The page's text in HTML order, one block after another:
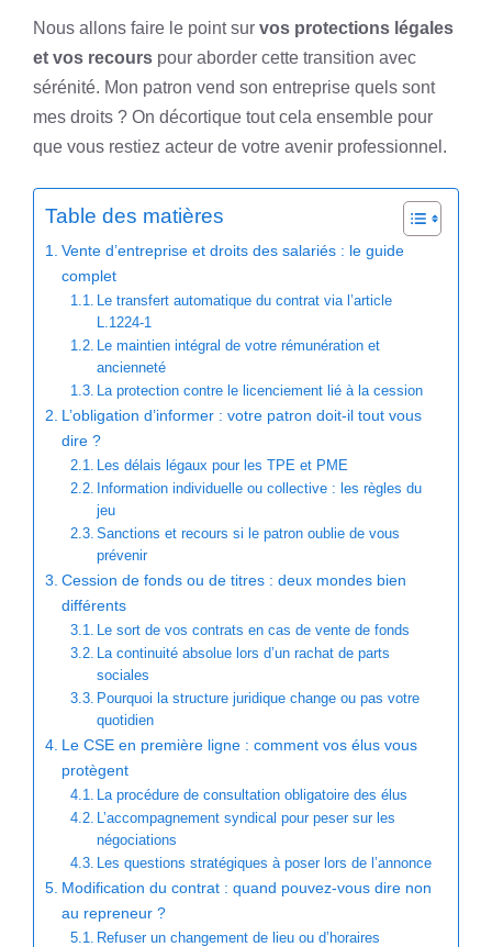
Nous allons faire le point sur vos protections légales
et vos recours pour aborder cette transition avec
sérénité. Mon patron vend son entreprise quels sont
mes droits ? On décortique tout cela ensemble pour
que vous restiez acteur de votre avenir professionnel.
Table des matières
Vente d’entreprise et droits des salariés : le guide
complet
Le transfert automatique du contrat via l’article
L.1224-1
Le maintien intégral de votre rémunération et
ancienneté
La protection contre le licenciement lié à la cession
L’obligation d’informer : votre patron doit-il tout vous
dire ?
Les délais légaux pour les TPE et PME
Information individuelle ou collective : les règles du
jeu
Sanctions et recours si le patron oublie de vous
prévenir
Cession de fonds ou de titres : deux mondes bien
différents
Le sort de vos contrats en cas de vente de fonds
La continuité absolue lors d’un rachat de parts
sociales
Pourquoi la structure juridique change ou pas votre
quotidien
Le CSE en première ligne : comment vos élus vous
protègent
La procédure de consultation obligatoire des élus
L’accompagnement syndical pour peser sur les
négociations
Les questions stratégiques à poser lors de l’annonce
Modification du contrat : quand pouvez-vous dire non
au repreneur ?
Refuser un changement de lieu ou d’horaires